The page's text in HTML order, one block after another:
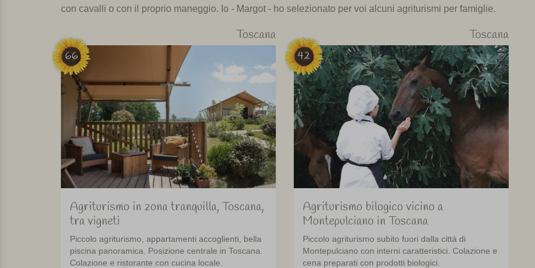
con cavalli o con il proprio maneggio. Io - Margot - ho selezionato per voi alcuni agriturismi per famiglie.
Toscana
66
Agriturismo in zona tranquilla, Toscana,
tra vigneti
Piccolo agriturismo, appartamenti accoglienti, bella
piscina panoramica. Posizione centrale in Toscana.
Colazione e ristorante con cucina locale.
Toscana
42
Agriturismo bilogico vicino a
Montepulciano in Toscana
Piccolo agriturismo subito fuori dalla città di
Montepulciano con interni caratteristici. Colazione e
cena preparati con prodotti biologici.